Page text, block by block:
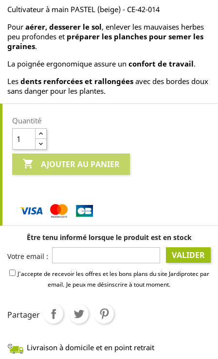
Cultivateur à main PASTEL (beige) - CE-42-014
Pour aérer, desserer le sol, enlever les mauvaises herbes
peu profondes et préparer les planches pour semer les
graines.
La poignée ergonomique assure un confort de travail.
Les dents renforcées et rallongées avec des bordes doux
sans danger pour les plantes.
Quantité
 AJOUTER AU PANIER
Être tenu informé lorsque le produit est en stock
Votre email : VALIDER
J'accepte de recevoir les offres et les bons plans du site Jardiprotec par
email. Je peux me désinscrire à tout moment.
Partager
Livraison à domicile et en point retrait